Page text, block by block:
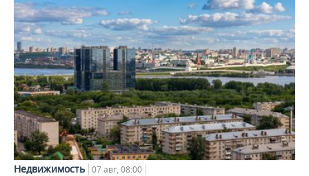
Недвижимость 07 авг, 08:00